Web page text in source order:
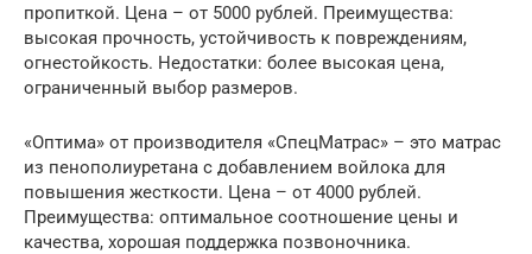
пропиткой. Цена – от 5000 рублей. Преимущества:
высокая прочность, устойчивость к повреждениям,
огнестойкость. Недостатки: более высокая цена,
ограниченный выбор размеров.
«Оптима» от производителя «СпецМатрас» – это матрас
из пенополиуретана с добавлением войлока для
повышения жесткости. Цена – от 4000 рублей.
Преимущества: оптимальное соотношение цены и
качества, хорошая поддержка позвоночника.